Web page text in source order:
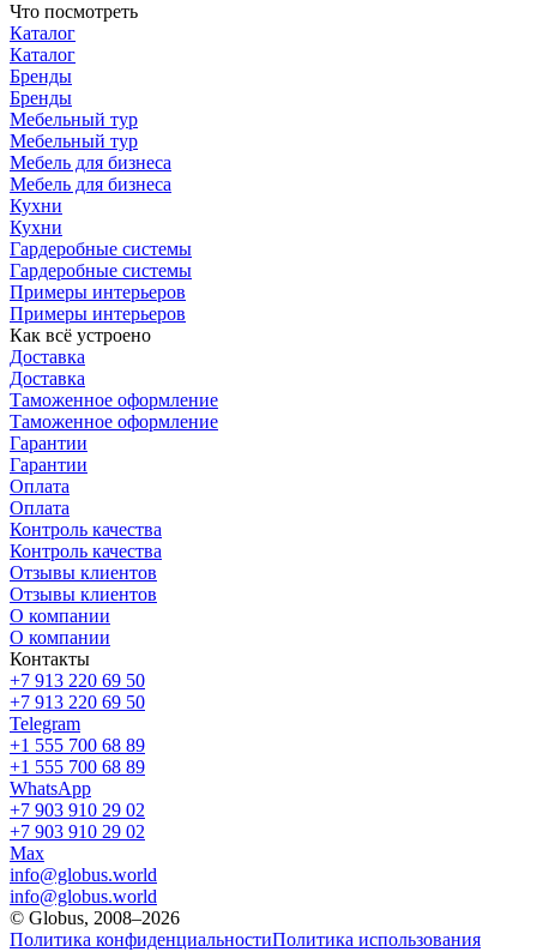
Что посмотреть
Каталог
Каталог
Бренды
Бренды
Мебельный тур
Мебельный тур
Мебель для бизнеса
Мебель для бизнеса
Кухни
Кухни
Гардеробные системы
Гардеробные системы
Примеры интерьеров
Примеры интерьеров
Как всё устроено
Доставка
Доставка
Таможенное оформление
Таможенное оформление
Гарантии
Гарантии
Оплата
Оплата
Контроль качества
Контроль качества
Отзывы клиентов
Отзывы клиентов
О компании
О компании
Контакты
+7 913 220 69 50
+7 913 220 69 50
Telegram
+1 555 700 68 89
+1 555 700 68 89
WhatsApp
+7 903 910 29 02
+7 903 910 29 02
Max
info@globus.world
info@globus.world
© Globus, 2008–2026
Политика конфиденциальностиПолитика использования